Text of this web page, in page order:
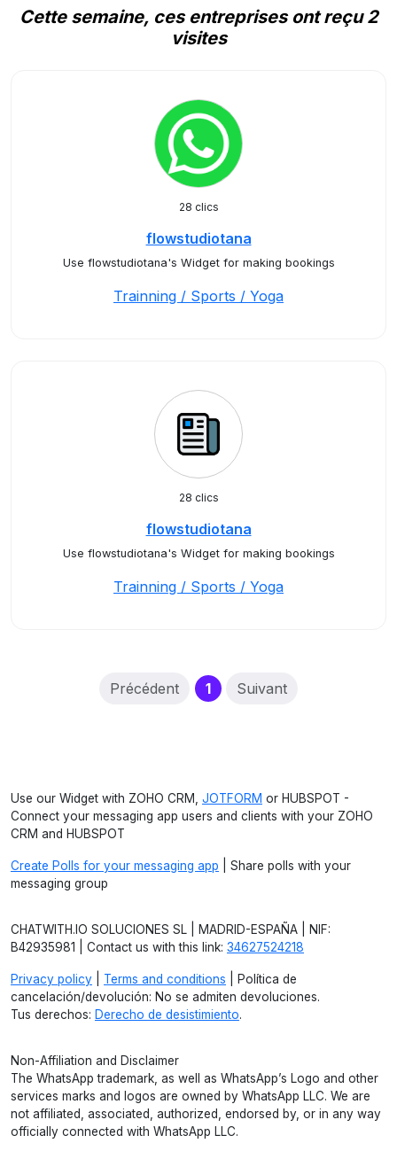
Cette semaine, ces entreprises ont reçu 2
visites
28 clics
flowstudiotana
Use flowstudiotana's Widget for making bookings
Trainning / Sports / Yoga
28 clics
flowstudiotana
Use flowstudiotana's Widget for making bookings
Trainning / Sports / Yoga
Précédent 1(current)
Suivant
Use our Widget with ZOHO CRM, JOTFORM or HUBSPOT -
Connect your messaging app users and clients with your ZOHO
CRM and HUBSPOT
Create Polls for your messaging app | Share polls with your
messaging group
CHATWITH.IO SOLUCIONES SL | MADRID-ESPAÑA | NIF:
B42935981 | Contact us with this link: 34627524218
Privacy policy Terms and conditions | Política de
cancelación/devolución: No se admiten devoluciones.
Tus derechos: Derecho de desistimiento.
Non-Affiliation and Disclaimer
The WhatsApp trademark, as well as WhatsApp’s Logo and other
services marks and logos are owned by WhatsApp LLC. We are
not affiliated, associated, authorized, endorsed by, or in any way
officially connected with WhatsApp LLC.